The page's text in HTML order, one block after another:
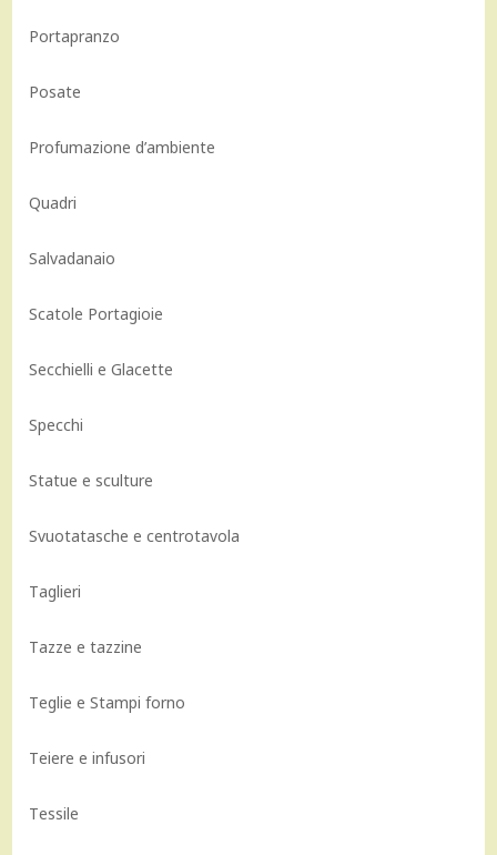
Portapranzo
Posate
Profumazione d’ambiente
Quadri
Salvadanaio
Scatole Portagioie
Secchielli e Glacette
Specchi
Statue e sculture
Svuotatasche e centrotavola
Taglieri
Tazze e tazzine
Teglie e Stampi forno
Teiere e infusori
Tessile